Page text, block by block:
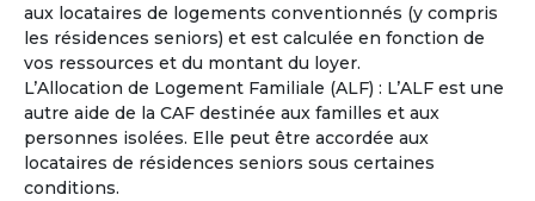
aux locataires de logements conventionnés (y compris
les résidences seniors) et est calculée en fonction de
vos ressources et du montant du loyer.
L’Allocation de Logement Familiale (ALF) : L’ALF est une
autre aide de la CAF destinée aux familles et aux
personnes isolées. Elle peut être accordée aux
locataires de résidences seniors sous certaines
conditions.
Catherine
Femme- 56ans
France - Gard